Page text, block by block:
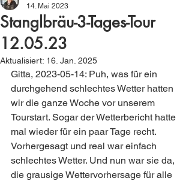
Stanglbräu-3-Tages-Tour
12.05.23
14. Mai 2023
Aktualisiert: 16. Jan. 2025
Gitta, 2023-05-14: Puh, was für ein
durchgehend schlechtes Wetter hatten
wir die ganze Woche vor unserem
Tourstart. Sogar der Wetterbericht hatte
mal wieder für ein paar Tage recht.
Vorhergesagt und real war einfach
schlechtes Wetter. Und nun war sie da,
die grausige Wettervorhersage für alle